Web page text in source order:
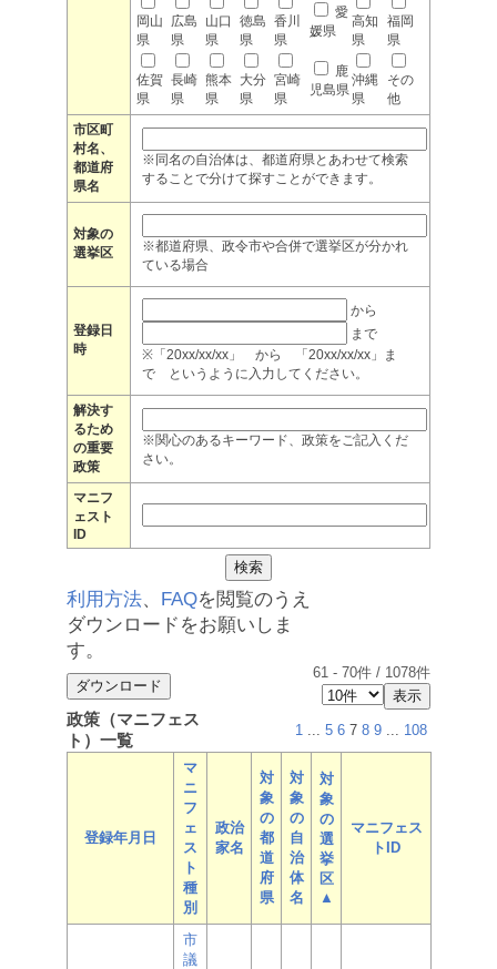
岡山
県
広島
県
山口
県
徳島
県
香川
県
愛
媛県
高知
県
福岡
県
佐賀
県
長崎
県
熊本
県
大分
県
宮崎
県
鹿
児島県
沖縄
県
その
他
市区町
村名、
都道府
県名
※同名の自治体は、都道府県とあわせて検索
することで分けて探すことができます。
対象の
選挙区
※都道府県、政令市や合併で選挙区が分かれ
ている場合
登録日
時
から
まで
※「20xx/xx/xx」 から 「20xx/xx/xx」ま
で というように入力してください。
解決す
るため
の重要
政策
※関心のあるキーワード、政策をご記入くだ
さい。
マニフ
ェスト
ID
利用方法、 FAQを閲覧のうえ
ダウンロードをお願いしま
す。
61 - 70件 / 1078件
政策（マニフェス
ト）一覧
1 ... 5 6 7 8 9 ... 108
登録年月日
マ
ニ
フ
ェ
ス
ト
種
別
政治
家名
対
象
の
都
道
府
県
対
象
の
自
治
体
名
対
象
の
選
挙
区
▲
マニフェス
トID
市
議